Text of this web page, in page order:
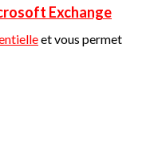
Exchange
et vous permet